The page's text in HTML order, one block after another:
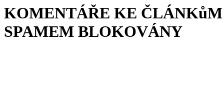
KOMENTÁŘE KE
SPAMEM BLOKOVÁNY